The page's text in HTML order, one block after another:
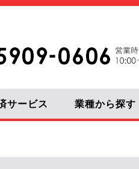
サービス 業種から探す